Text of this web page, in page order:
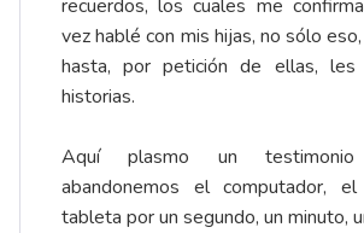
recuerdos, los cuales me
vez hablé con mis hijas, no sólo
hasta, por petición de ellas, les
historias.
Aquí plasmo un
abandonemos el computador,
tableta por un segundo, un minuto,